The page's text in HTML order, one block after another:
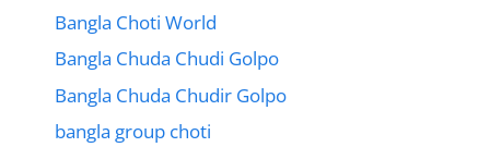
Bangla Choti World
Bangla Chuda Chudi Golpo
Bangla Chuda Chudir Golpo
bangla group choti